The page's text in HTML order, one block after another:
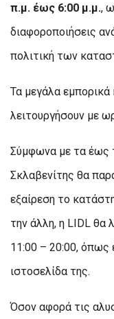
π.μ. έως 6:00 μ.μ.,
διαφοροποιήσεις
πολιτική των
Τα μεγάλα
λειτουργήσουν με
Σύμφωνα με τα έως
Σκλαβενίτης θα
εξαίρεση το
την άλλη, η LIDL θα
11:00 – 20:00, όπως
ιστοσελίδα της.
Όσον αφορά τις